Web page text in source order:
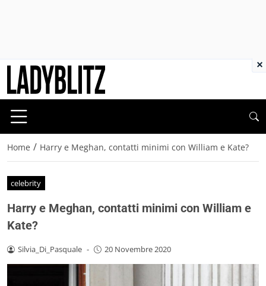
Home / Harry e Meghan, contatti minimi con William e Kate?
celebrity
Harry e Meghan, contatti minimi con William e
Kate?
Silvia_Di_Pasquale - 20 Novembre 2020
×